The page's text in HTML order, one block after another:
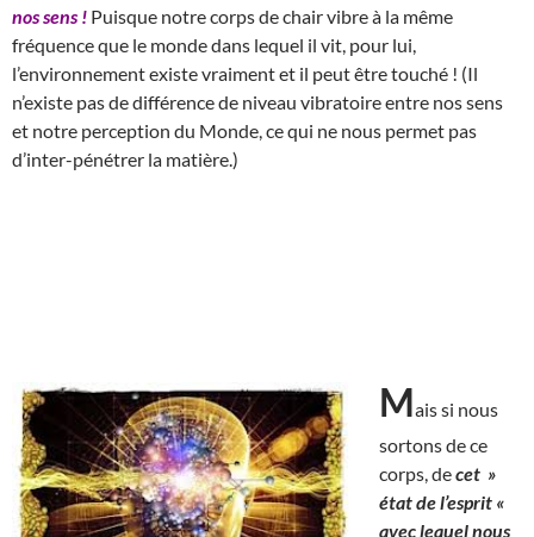
nos sens ! Puisque notre corps de chair vibre à la même
fréquence que le monde dans lequel il vit, pour lui,
l’environnement existe vraiment et il peut être touché ! (Il
n’existe pas de différence de niveau vibratoire entre nos sens
et notre perception du Monde, ce qui ne nous permet pas
d’inter-pénétrer la matière.)
Mais si nous
sortons de ce
corps, decet »
état de l’esprit «
avec lequel nous